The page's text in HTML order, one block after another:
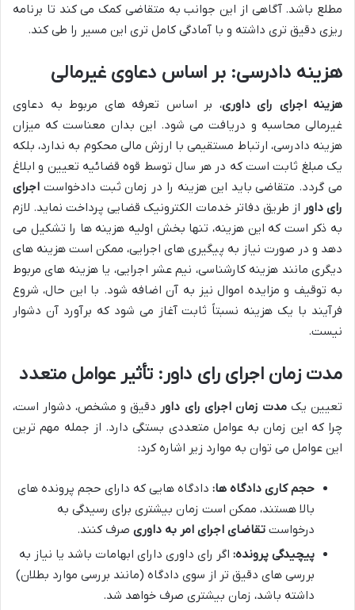
مطلع باشد. آگاهی از این جوانب به متقاضی کمک می کند تا برنامه
ریزی دقیق تری داشته و با آمادگی کامل تری این مسیر را طی کند.
هزینه دادرسی: بر اساس دعاوی غیرمالی
هزینه اجرای رای داوری، بر اساس تعرفه های مربوط به دعاوی
غیرمالی محاسبه و دریافت می شود. این بدان معناست که میزان
هزینه دادرسی، ارتباط مستقیمی با ارزش مالی محکوم به ندارد، بلکه
یک مبلغ ثابت است که در هر سال توسط قوه قضائیه تعیین و ابلاغ
می گردد. متقاضی باید این هزینه را در زمان ثبت دادخواست اجرای
رای داور از طریق دفاتر خدمات الکترونیک قضایی پرداخت نماید. لازم
به ذکر است که این هزینه، تنها بخش اولیه هزینه ها را تشکیل می
دهد و در صورت نیاز به پیگیری های اجرایی، ممکن است هزینه های
دیگری مانند هزینه کارشناسی، نیم عشر اجرایی، یا هزینه های مربوط
به توقیف و مزایده اموال نیز به آن اضافه شود. با این حال، شروع
فرآیند با یک هزینه نسبتاً ثابت آغاز می شود که برآورد آن دشوار
نیست.
مدت زمان اجرای رای داور: تأثیر عوامل متعدد
تعیین یکمدت زمان اجرای رای داور دقیق و مشخص، دشوار است،
چرا که این زمان به عوامل متعددی بستگی دارد. از جمله مهم ترین
این عوامل می توان به موارد زیر اشاره کرد:
حجم کاری دادگاه ها: دادگاه هایی که دارای حجم پرونده های
بالا هستند، ممکن است زمان بیشتری برای رسیدگی به
درخواست تقاضای اجرای امر به داوری صرف کنند.
پیچیدگی پرونده: اگر رای داوری دارای ابهامات باشد یا نیاز به
بررسی های دقیق تر از سوی دادگاه (مانند بررسی موارد بطلان)
داشته باشد، زمان بیشتری صرف خواهد شد.